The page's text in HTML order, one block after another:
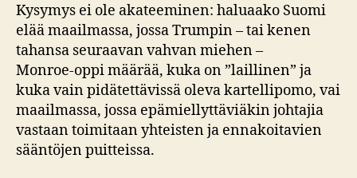
Kysymys ei ole akateeminen: haluaako Suomi
elää maailmassa, jossa Trumpin – tai kenen
tahansa seuraavan vahvan miehen –
Monroe‑oppi määrää, kuka on ”laillinen” ja
kuka vain pidätettävissä oleva kartellipomo, vai
maailmassa, jossa epämiellyttäviäkin johtajia
vastaan toimitaan yhteisten ja ennakoitavien
sääntöjen puitteissa.